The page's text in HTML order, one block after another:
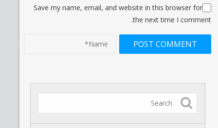
Save my name, email, and website in this browser for
the next time I comment.